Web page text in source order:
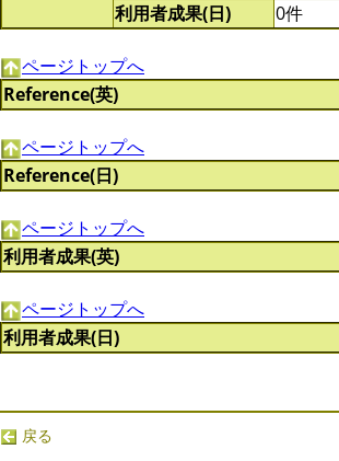
利用者成果(日)
0件
ページトップへ
Reference(英)
ページトップへ
Reference(日)
ページトップへ
利用者成果(英)
ページトップへ
利用者成果(日)
戻る